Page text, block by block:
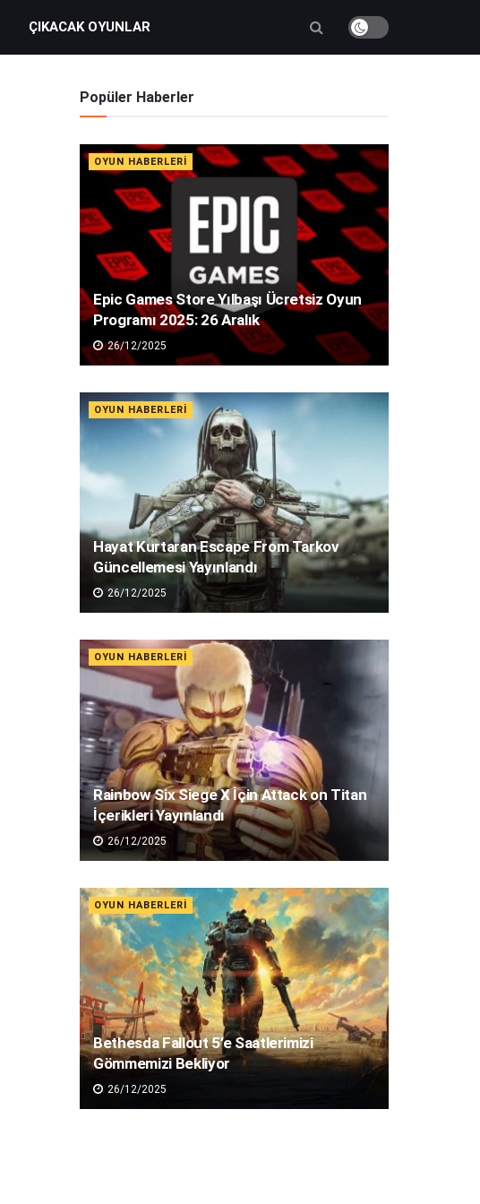
ÇIKACAK OYUNLAR
Popüler Haberler
OYUN HABERLERI
Epic Games Store Yılbaşı Ücretsiz Oyun
Programı 2025: 26 Aralık
26/12/2025
OYUN HABERLERI
Hayat Kurtaran Escape From Tarkov
Güncellemesi Yayınlandı
26/12/2025
OYUN HABERLERI
Rainbow Six Siege X İçin Attack on Titan
İçerikleri Yayınlandı
26/12/2025
OYUN HABERLERI
Bethesda Fallout 5’e Saatlerimizi
Gömmemizi Bekliyor
26/12/2025